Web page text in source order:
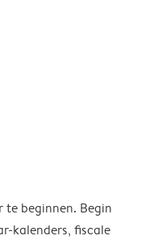
te beginnen. Begin
kalenders, fiscale